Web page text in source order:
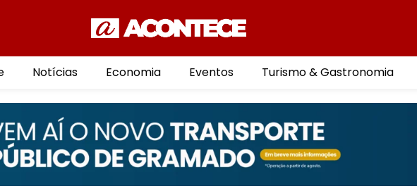
Notícias Economia Eventos Turismo & Gastronomia